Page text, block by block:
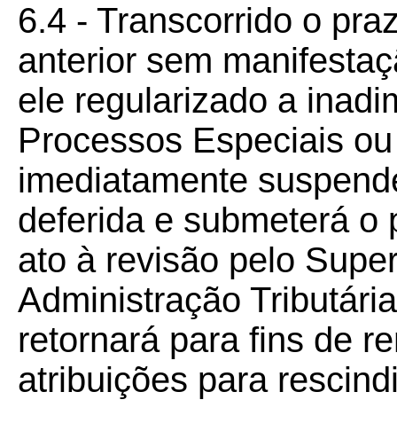
6.4 - Transcorrido o
anterior sem
ele regularizado a
Processos Especiais
imediatamente
deferida e submeterá o
ato à revisão pelo
Administração
retornará para fins de
atribuições para